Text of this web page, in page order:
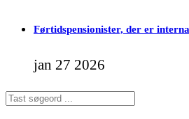
Førtidspensionister, der er
jan 27 2026